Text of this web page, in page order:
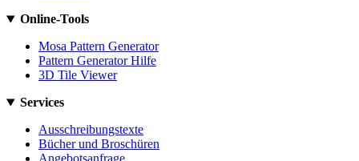
Online-Tools
Mosa Pattern Generator
Pattern Generator Hilfe
3D Tile Viewer
Services
Ausschreibungstexte
Bücher und Broschüren